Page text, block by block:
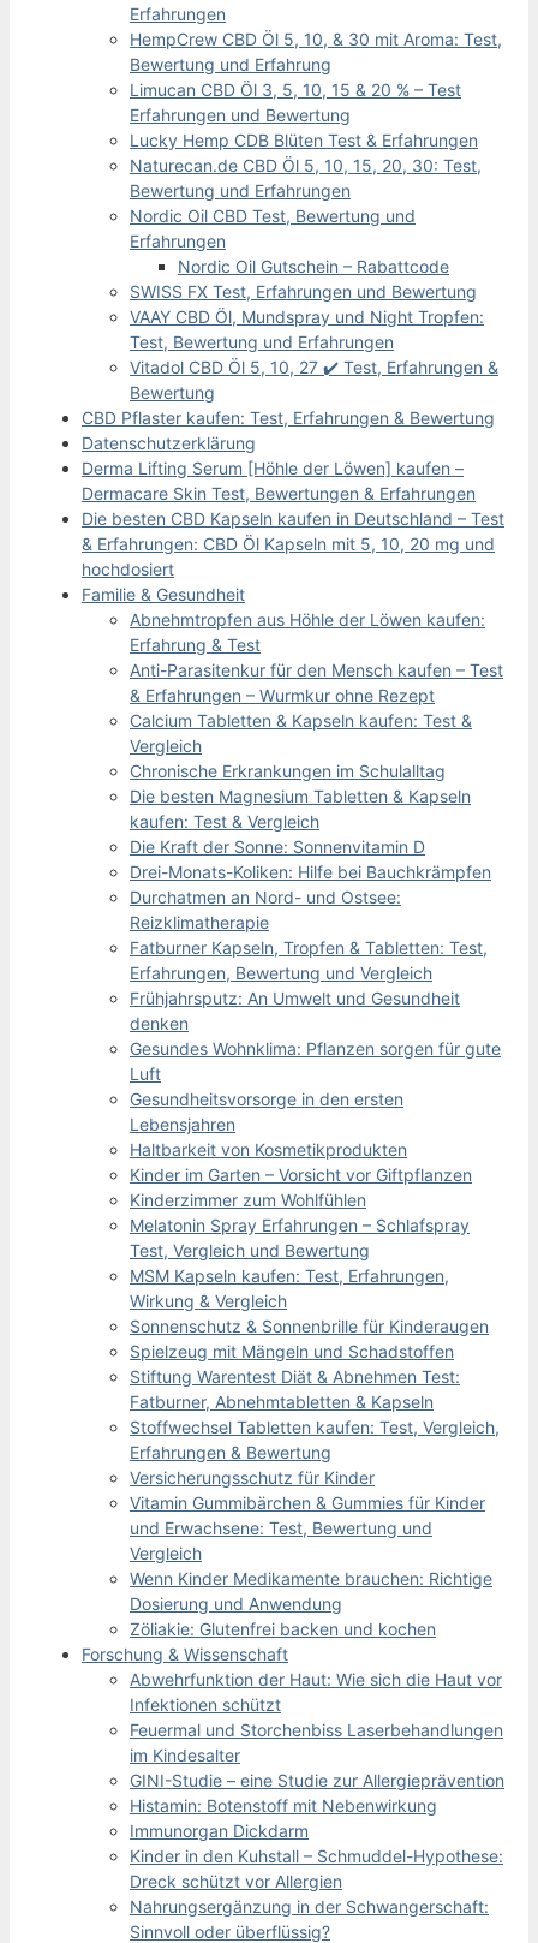
Erfahrungen
HempCrew CBD Öl 5, 10, & 30 mit Aroma: Test,
Bewertung und Erfahrung
Limucan CBD Öl 3, 5, 10, 15 & 20 % – Test
Erfahrungen und Bewertung
Lucky Hemp CDB Blüten Test & Erfahrungen
Naturecan.de CBD Öl 5, 10, 15, 20, 30: Test,
Bewertung und Erfahrungen
Nordic Oil CBD Test, Bewertung und
Erfahrungen
Nordic Oil Gutschein – Rabattcode
SWISS FX Test, Erfahrungen und Bewertung
VAAY CBD Öl, Mundspray und Night Tropfen:
Test, Bewertung und Erfahrungen
Vitadol CBD Öl 5, 10, 27 ✔️ Test, Erfahrungen &
Bewertung
CBD Pflaster kaufen: Test, Erfahrungen & Bewertung
Datenschutzerklärung
Derma Lifting Serum [Höhle der Löwen] kaufen –
Dermacare Skin Test, Bewertungen & Erfahrungen
Die besten CBD Kapseln kaufen in Deutschland – Test
& Erfahrungen: CBD Öl Kapseln mit 5, 10, 20 mg und
hochdosiert
Familie & Gesundheit
Abnehmtropfen aus Höhle der Löwen kaufen:
Erfahrung & Test
Anti-Parasitenkur für den Mensch kaufen – Test
& Erfahrungen – Wurmkur ohne Rezept
Calcium Tabletten & Kapseln kaufen: Test &
Vergleich
Chronische Erkrankungen im Schulalltag
Die besten Magnesium Tabletten & Kapseln
kaufen: Test & Vergleich
Die Kraft der Sonne: Sonnenvitamin D
Drei-Monats-Koliken: Hilfe bei Bauchkrämpfen
Durchatmen an Nord- und Ostsee:
Reizklimatherapie
Fatburner Kapseln, Tropfen & Tabletten: Test,
Erfahrungen, Bewertung und Vergleich
Frühjahrsputz: An Umwelt und Gesundheit
denken
Gesundes Wohnklima: Pflanzen sorgen für gute
Luft
Gesundheitsvorsorge in den ersten
Lebensjahren
Haltbarkeit von Kosmetikprodukten
Kinder im Garten – Vorsicht vor Giftpflanzen
Kinderzimmer zum Wohlfühlen
Melatonin Spray Erfahrungen – Schlafspray
Test, Vergleich und Bewertung
MSM Kapseln kaufen: Test, Erfahrungen,
Wirkung & Vergleich
Sonnenschutz & Sonnenbrille für Kinderaugen
Spielzeug mit Mängeln und Schadstoffen
Stiftung Warentest Diät & Abnehmen Test:
Fatburner, Abnehmtabletten & Kapseln
Stoffwechsel Tabletten kaufen: Test, Vergleich,
Erfahrungen & Bewertung
Versicherungsschutz für Kinder
Vitamin Gummibärchen & Gummies für Kinder
und Erwachsene: Test, Bewertung und
Vergleich
Wenn Kinder Medikamente brauchen: Richtige
Dosierung und Anwendung
Zöliakie: Glutenfrei backen und kochen
Forschung & Wissenschaft
Abwehrfunktion der Haut: Wie sich die Haut vor
Infektionen schützt
Feuermal und Storchenbiss Laserbehandlungen
im Kindesalter
GINI-Studie – eine Studie zur Allergieprävention
Histamin: Botenstoff mit Nebenwirkung
Immunorgan Dickdarm
Kinder in den Kuhstall – Schmuddel-Hypothese:
Dreck schützt vor Allergien
Nahrungsergänzung in der Schwangerschaft:
Sinnvoll oder überflüssig?